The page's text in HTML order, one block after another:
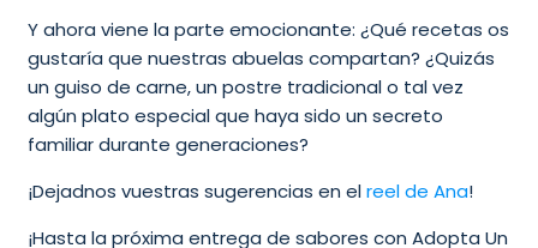
Y ahora viene la parte emocionante: ¿Qué recetas os
gustaría que nuestras abuelas compartan? ¿Quizás
un guiso de carne, un postre tradicional o tal vez
algún plato especial que haya sido un secreto
familiar durante generaciones?
¡Dejadnos vuestras sugerencias en elreel de Ana!
¡Hasta la próxima entrega de sabores con Adopta Un